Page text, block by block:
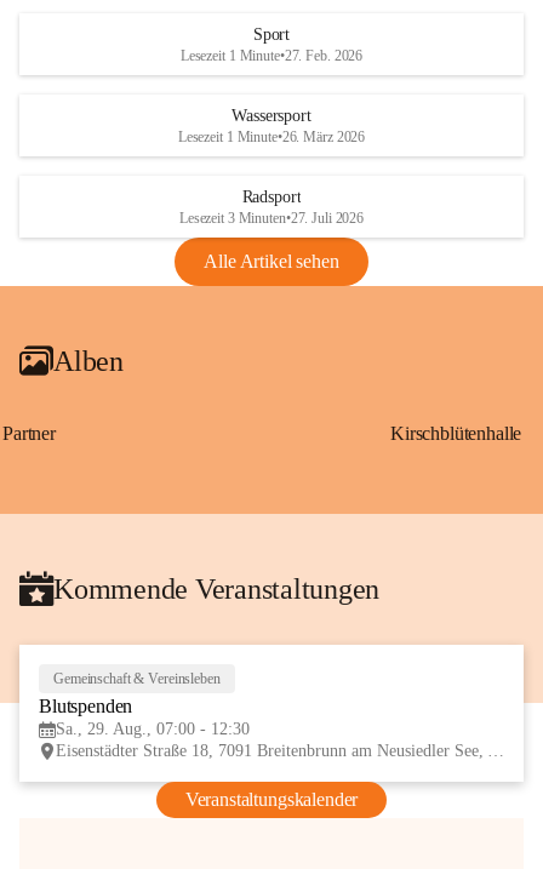
Rebe und der Amerikanischen
Anhang VBl. EU Nr. 18
1 Seite•1,4 MB
VBl. EU Nr. 18_2026
Sport
Lesezeit 1 Minute•27. Feb. 2026
Wassersport
Lesezeit 1 Minute•26. März 2026
Radsport
Lesezeit 3 Minuten•27. Juli 2026
Alle Artikel sehen
Alben
Partner Kirschblütenhalle
Kommende Veranstaltungen
Gemeinschaft & Vereinsleben
Blutspenden
Sa., 29. Aug., 07:00 - 12:30
Eisenstädter Straße 18, 7091 Breitenbrunn am Neusiedler See, AUT
Veranstaltungskalender